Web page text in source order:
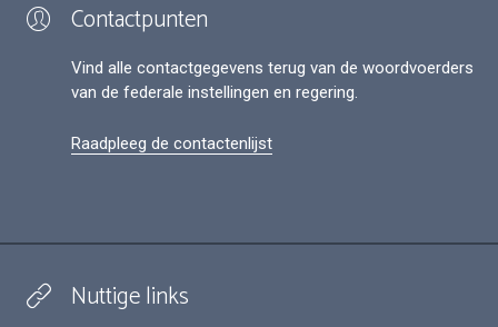
Contactpunten
Vind alle contactgegevens terug van de woordvoerders
van de federale instellingen en regering.
Raadpleeg de contactenlijst
Nuttige links